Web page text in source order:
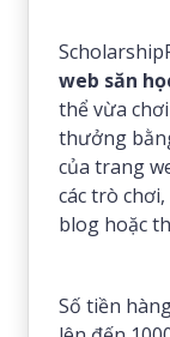
web săn
thể vừa
thưởng
của trang
các trò
blog hoặc
Số tiền